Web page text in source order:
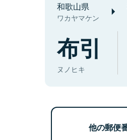
和歌山県
ワカヤマケン
布引
ヌノヒキ
他の郵便